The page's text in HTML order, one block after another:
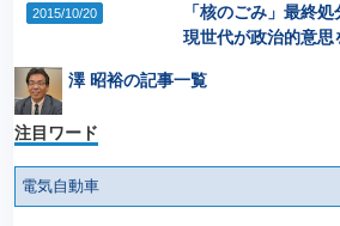
2015/10/20
「核のごみ」最終
現世代が政治的意思
澤 昭裕の記事一覧
注目ワード
電気自動車